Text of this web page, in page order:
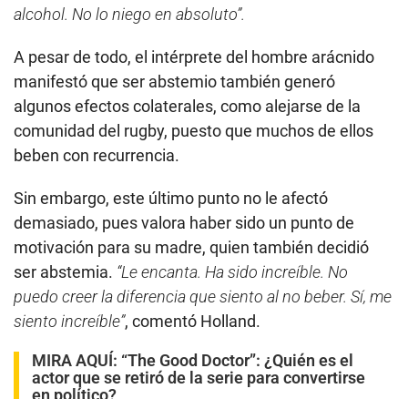
alcohol. No lo niego en absoluto”.
A pesar de todo, el intérprete del hombre arácnido
manifestó que ser abstemio también generó
algunos efectos colaterales, como alejarse de la
comunidad del rugby, puesto que muchos de ellos
beben con recurrencia.
Sin embargo, este último punto no le afectó
demasiado, pues valora haber sido un punto de
motivación para su madre, quien también decidió
ser abstemia. “Le encanta. Ha sido increíble. No
puedo creer la diferencia que siento al no beber. Sí, me
siento increíble”, comentó Holland.
MIRA AQUÍ: “The Good Doctor”: ¿Quién es el
actor que se retiró de la serie para convertirse
en político?